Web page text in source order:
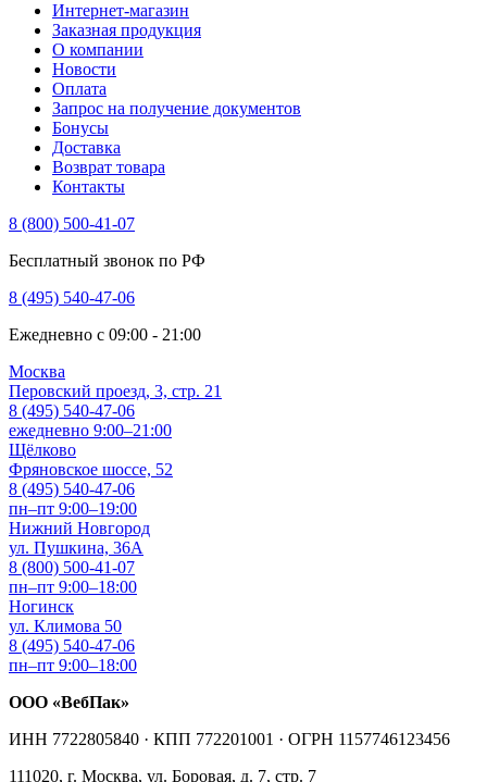
Интернет-магазин
Заказная продукция
О компании
Новости
Оплата
Запрос на получение документов
Бонусы
Доставка
Возврат товара
Контакты
8 (800) 500-41-07
Бесплатный звонок по РФ
8 (495) 540-47-06
Ежедневно с 09:00 - 21:00
Москва
Перовский проезд, 3, стр. 21
8 (495) 540-47-06
ежедневно 9:00–21:00
Щёлково
Фряновское шоссе, 52
8 (495) 540-47-06
пн–пт 9:00–19:00
Нижний Новгород
ул. Пушкина, 36А
8 (800) 500-41-07
пн–пт 9:00–18:00
Ногинск
ул. Климова 50
8 (495) 540-47-06
пн–пт 9:00–18:00
ООО «ВебПак»
ИНН 7722805840 · КПП 772201001 · ОГРН 1157746123456
111020, г. Москва, ул. Боровая, д. 7, стр. 7